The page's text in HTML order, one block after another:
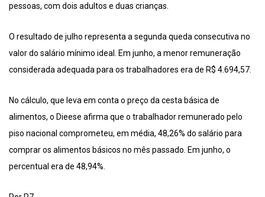
pessoas, com dois adultos e duas crianças.
O resultado de julho representa a segunda queda consecutiva no
valor do salário mínimo ideal. Em junho, a menor remuneração
considerada adequada para os trabalhadores era de R$ 4.694,57.
No cálculo, que leva em conta o preço da cesta básica de
alimentos, o Dieese afirma que o trabalhador remunerado pelo
piso nacional comprometeu, em média, 48,26% do salário para
comprar os alimentos básicos no mês passado. Em junho, o
percentual era de 48,94%.